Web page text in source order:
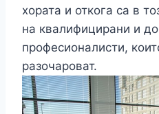
хората и откога са в
на квалифицирани и
професионалисти,
разочароват.